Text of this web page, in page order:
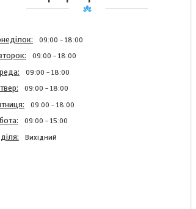
09:00 18:00
09:00 18:00
09:00 18:00
09:00 18:00
09:00 18:00
09:00 15:00
Вихідний